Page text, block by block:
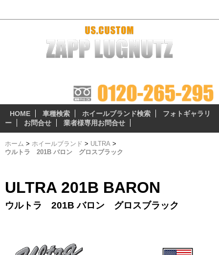
HOME 車種検索 ホイールブランド検索
フォトギャラリ
ー
お問合せ 業者様専用お問合せ
ホーム > ホイールブランド > ULTRA >
ウルトラ 201B バロン グロスブラック
ULTRA 201B BARON
ウルトラ 201B バロン グロスブラック